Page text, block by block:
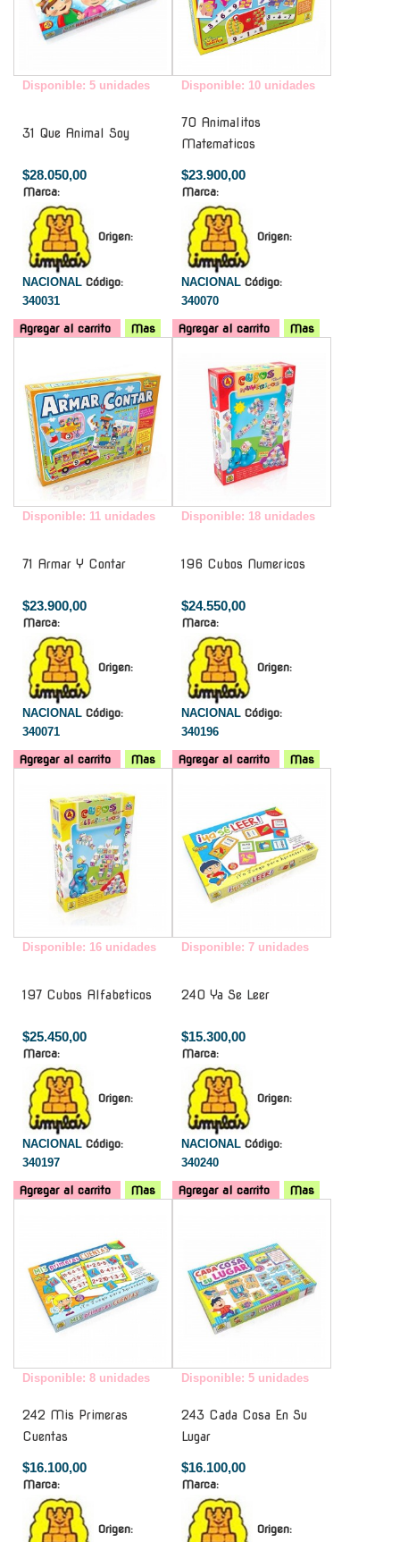
Disponible: 5 unidades
31 Que Animal Soy
$28.050,00
Marca:
Origen:
NACIONAL Código:
340031
Agregar al carrito Mas
Disponible: 10 unidades
70 Animalitos
Matematicos
$23.900,00
Marca:
Origen:
NACIONAL Código:
340070
Agregar al carrito
Mas
Disponible: 11 unidades
71 Armar Y Contar
$23.900,00
Marca:
Origen:
NACIONAL Código:
340071
Agregar al carrito Mas
Disponible: 18 unidades
196 Cubos Numericos
$24.550,00
Marca:
Origen:
NACIONAL Código:
340196
Agregar al carrito
Mas
Disponible: 16 unidades
197 Cubos Alfabeticos
$25.450,00
Marca:
Origen:
NACIONAL Código:
340197
Agregar al carrito Mas
Disponible: 7 unidades
240 Ya Se Leer
$15.300,00
Marca:
Origen:
NACIONAL Código:
340240
Agregar al carrito
Mas
Disponible: 8 unidades
242 Mis Primeras
Cuentas
$16.100,00
Marca:
Origen:
Disponible: 5 unidades
243 Cada Cosa En Su
Lugar
$16.100,00
Marca:
Origen: